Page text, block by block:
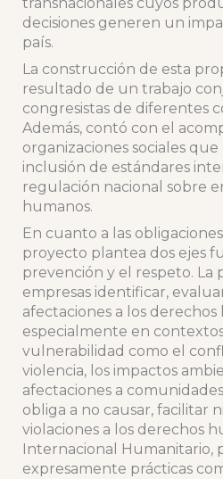
decisiones generen un
país.
La construcción de esta
resultado de un trabajo
congresistas de diferentes
Además, contó con el
organizaciones sociales
inclusión de estándares
regulación nacional sobre
humanos.
En cuanto a las
proyecto plantea dos ejes
prevención y el respeto. La
empresas identificar,
afectaciones a los derechos
especialmente en
vulnerabilidad como el
violencia, los impactos
afectaciones a
obliga a no causar, facilitar
violaciones a los derechos
Internacional Humanitario,
expresamente prácticas